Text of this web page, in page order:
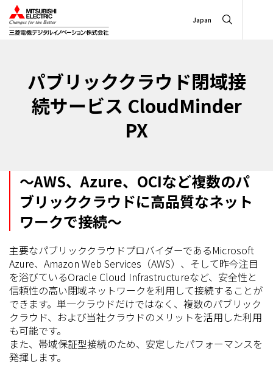
Japan
パブリッククラウド閉域接
続サービス CloudMinder
PX
～AWS、Azure、OCIなど複数のパ
ブリッククラウドに高品質なネット
ワークで接続～
主要なパブリッククラウドプロバイダーであるMicrosoft
Azure、Amazon Web Services（AWS）、そして昨今注目
を浴びているOracle Cloud Infrastructureなど、安全性と
信頼性の高い閉域ネットワークを利用して接続することが
できます。単一クラウドだけではなく、複数のパブリック
クラウド、および当社クラウドのメリットを活用した利用
も可能です。
また、帯域保証型接続のため、安定したパフォーマンスを
発揮します。